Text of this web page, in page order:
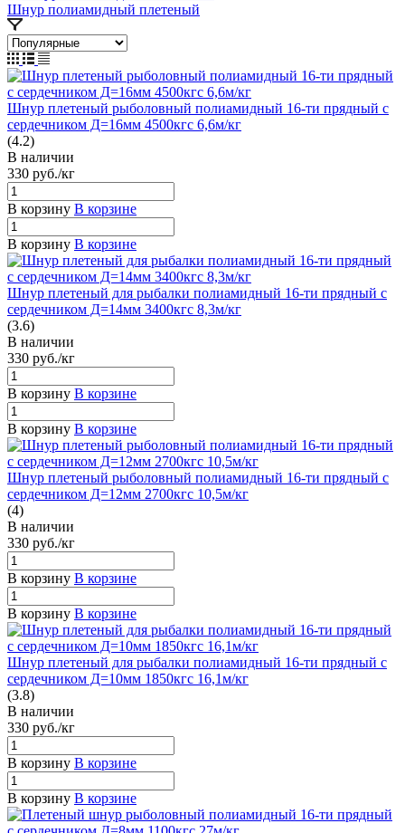
Шнур полиамидный плетеный
Шнур плетеный рыболовный полиамидный 16-ти прядный с
сердечником Д=16мм 4500кгс 6,6м/кг
(4.2)
В наличии
330 руб./кг
В корзину В корзине
В корзину В корзине
Шнур плетеный для рыбалки полиамидный 16-ти прядный с
сердечником Д=14мм 3400кгс 8,3м/кг
(3.6)
В наличии
330 руб./кг
В корзину В корзине
В корзину В корзине
Шнур плетеный рыболовный полиамидный 16-ти прядный с
сердечником Д=12мм 2700кгс 10,5м/кг
(4)
В наличии
330 руб./кг
В корзину В корзине
В корзину В корзине
Шнур плетеный для рыбалки полиамидный 16-ти прядный с
сердечником Д=10мм 1850кгс 16,1м/кг
(3.8)
В наличии
330 руб./кг
В корзину В корзине
В корзину В корзине